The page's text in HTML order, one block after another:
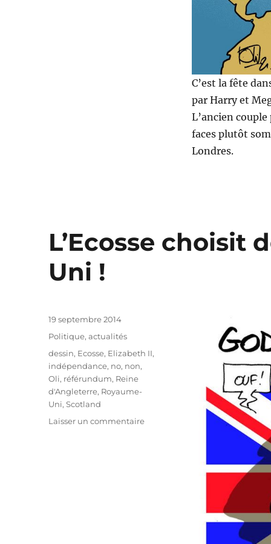
C’est la fête
par Harry et
L’ancien
faces plutôt
Londres.
L’Ecosse choisit
Uni !
Publié
19 septembre 2014
Catégories
Politique, actualités
Étiquettes
dessin, Ecosse, Elizabeth II,
indépendance, no, non,
Oli, référundum, Reine
d'Angleterre, Royaume-
Uni,Scotland
Laisser un commentairesur